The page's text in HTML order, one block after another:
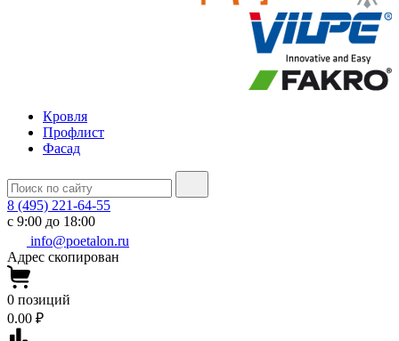
Кровля
Профлист
Фасад
8 (495) 221-64-55
с 9:00 до 18:00
info@poetalon.ru
Адрес скопирован
0 позиций
0.00 ₽